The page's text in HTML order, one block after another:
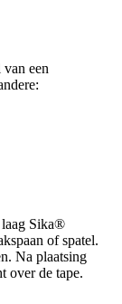
een
laag Sika®
of spatel.
Na plaatsing
over de tape.